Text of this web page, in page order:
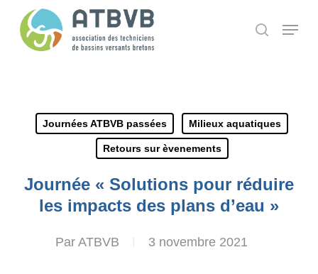
search
Menu
Journées ATBVB passées Milieux aquatiques
Retours sur èvenements
Journée « Solutions pour réduire
les impacts des plans d’eau »
Par ATBVB 3 novembre 2021
Panneau de gestion des cookies